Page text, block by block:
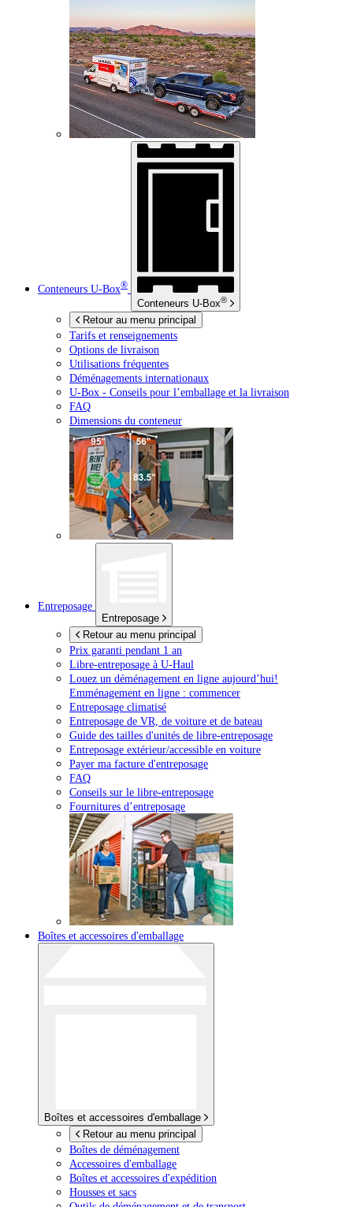
Conteneurs U-Box®
Conteneurs U-Box®
Retour au menu principal
Tarifs et renseignements
Options de livraison
Utilisations fréquentes
Déménagements internationaux
U-Box - Conseils pour l’emballage et la livraison
FAQ
Dimensions du conteneur
Entreposage
Entreposage
Retour au menu principal
Prix garanti pendant 1 an
Libre-entreposage à U-Haul
Louez un déménagement en ligne aujourd’hui!
Emménagement en ligne : commencer
Entreposage climatisé
Entreposage de VR, de voiture et de bateau
Guide des tailles d'unités de libre-entreposage
Entreposage extérieur/accessible en voiture
Payer ma facture d'entreposage
FAQ
Conseils sur le libre-entreposage
Fournitures d’entreposage
Boîtes et accessoires d'emballage
Boîtes et accessoires d'emballage
Retour au menu principal
Boîtes de déménagement
Accessoires d'emballage
Boîtes et accessoires d'expédition
Housses et sacs